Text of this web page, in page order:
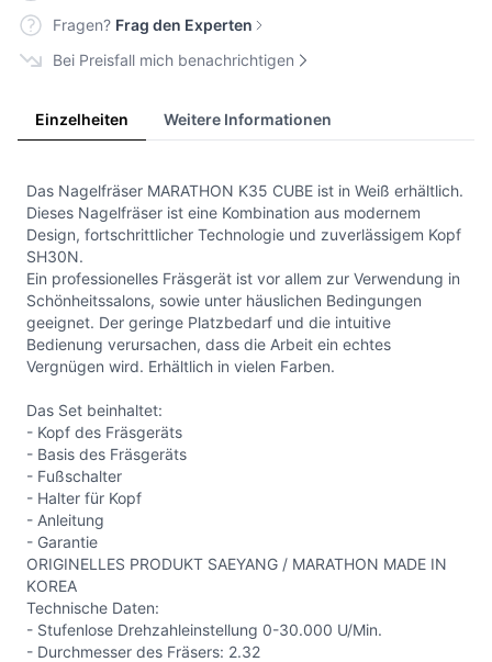
Fragen? Frag den Experten
Bei Preisfall mich benachrichtigen
Einzelheiten Weitere Informationen
Das Nagelfräser MARATHON K35 CUBE ist in Weiß erhältlich.
Dieses Nagelfräser ist eine Kombination aus modernem
Design, fortschrittlicher Technologie und zuverlässigem Kopf
SH30N.
Ein professionelles Fräsgerät ist vor allem zur Verwendung in
Schönheitssalons, sowie unter häuslichen Bedingungen
geeignet. Der geringe Platzbedarf und die intuitive
Bedienung verursachen, dass die Arbeit ein echtes
Vergnügen wird. Erhältlich in vielen Farben.
Das Set beinhaltet:
- Kopf des Fräsgeräts
- Basis des Fräsgeräts
- Fußschalter
- Halter für Kopf
- Anleitung
- Garantie
ORIGINELLES PRODUKT SAEYANG / MARATHON MADE IN
KOREA
Technische Daten:
- Stufenlose Drehzahleinstellung 0-30.000 U/Min.
- Durchmesser des Fräsers: 2.32